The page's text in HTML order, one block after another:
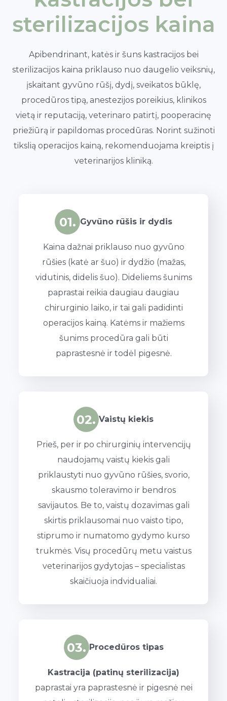
sterilizacijos kaina
Apibendrinant, katės ir šuns kastracijos bei
sterilizacijos kaina priklauso nuo daugelio veiksnių,
įskaitant gyvūno rūšį, dydį, sveikatos būklę,
procedūros tipą, anestezijos poreikius, klinikos
vietą ir reputaciją, veterinaro patirtį, pooperacinę
priežiūrą ir papildomas procedūras. Norint sužinoti
tikslią operacijos kainą, rekomenduojama kreiptis į
veterinarijos kliniką.
01. Gyvūno rūšis ir dydis
Kaina dažnai priklauso nuo gyvūno
rūšies (katė ar šuo) ir dydžio (mažas,
vidutinis, didelis šuo). Dideliems šunims
paprastai reikia daugiau daugiau
chirurginio laiko, ir tai gali padidinti
operacijos kainą. Katėms ir mažiems
šunims procedūra gali būti
paprastesnė ir todėl pigesnė.
02. Vaistų kiekis
Prieš, per ir po chirurginių intervencijų
naudojamų vaistų kiekis gali
priklaustyti nuo gyvūno rūšies, svorio,
skausmo toleravimo ir bendros
savijautos. Be to, vaistų dozavimas gali
skirtis priklausomai nuo vaisto tipo,
stiprumo ir numatomo gydymo kurso
trukmės. Visų procedūrų metu vaistus
veterinarijos gydytojas – specialistas
skaičiuoja indvidualiai.
03. Procedūros tipas
Kastracija (patinų sterilizacija)
paprastai yra paprastesnė ir pigesnė nei